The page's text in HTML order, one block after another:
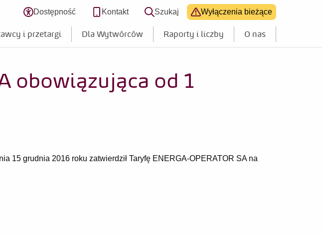
Dostępność
Zmień poziom dostępności
Kontakt Szukaj Wyłączenia bieżące
i przetargi Dla Wytwórców Raporty i liczby O nas
obowiązująca od 1
15 grudnia 2016 roku zatwierdził Taryfę ENERGA-OPERATOR SA na